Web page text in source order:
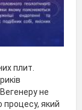
плит.
не
процесу, який